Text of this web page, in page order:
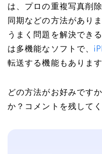
は、プロの重複写真削
同期などの方法があり
うまく問題を解決でき
は多機能なソフトで、
転送する機能もありま
どの方法がお好みです
か？コメントを残してく